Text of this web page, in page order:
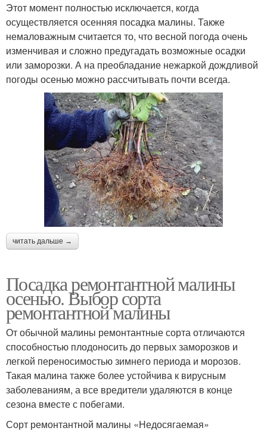
Этот момент полностью исключается, когда
осуществляется осенняя посадка малины. Также
немаловажным считается то, что весной погода очень
изменчивая и сложно предугадать возможные осадки
или заморозки. А на преобладание нежаркой дождливой
погоды осенью можно рассчитывать почти всегда.
читать дальше →
Посадка ремонтантной малины
осенью. Выбор сорта
ремонтантной малины
От обычной малины ремонтантные сорта отличаются
способностью плодоносить до первых заморозков и
легкой переносимостью зимнего периода и морозов.
Такая малина также более устойчива к вирусным
заболеваниям, а все вредители удаляются в конце
сезона вместе с побегами.
Сорт ремонтантной малины «Недосягаемая»